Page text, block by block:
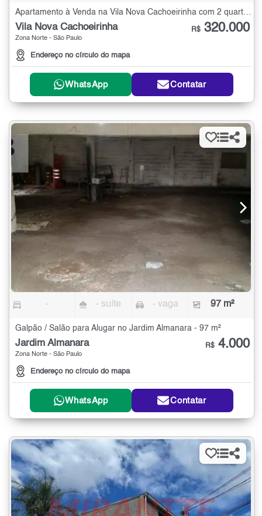
Apartamento à Venda na Vila Nova Cachoeirinha com 2 quartos - 45 m²
Vila Nova Cachoeirinha
Zona Norte - São Paulo
Endereço no círculo do mapa
R$ 320.000
WhatsApp Contatar
- - suíte - vaga 97 m²
Galpão / Salão para Alugar no Jardim Almanara - 97 m²
Jardim Almanara
Zona Norte - São Paulo
Endereço no círculo do mapa
R$ 4.000
WhatsApp Contatar